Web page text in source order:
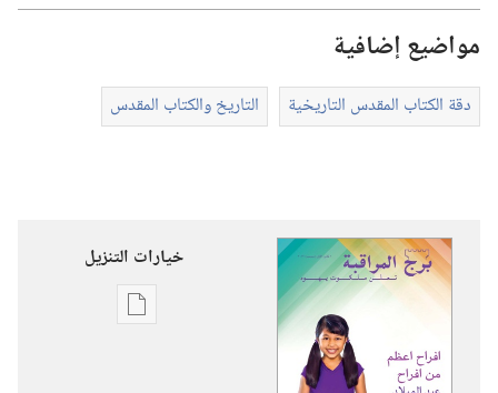
مواضيع إضافية
دقة الكتاب المقدس التاريخية التاريخ والكتاب المقدس
خيارات التنزيل
خيارات